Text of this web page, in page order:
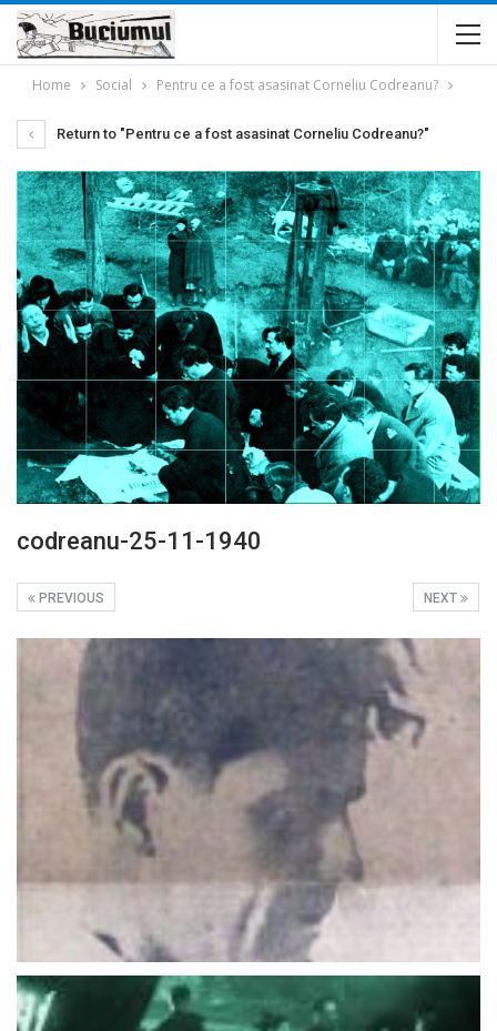
Home Social Pentru ce a fost asasinat Corneliu Codreanu?
Return to "Pentru ce a fost asasinat Corneliu Codreanu?"
codreanu-25-11-1940
NEXT
PREVIOUS